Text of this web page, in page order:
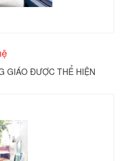
GIÁO ĐƯỢC THỂ HIỆN